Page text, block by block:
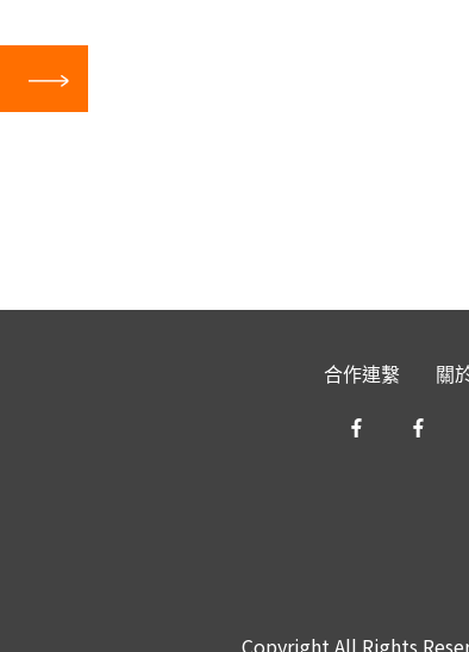
mai
合作連繫 關